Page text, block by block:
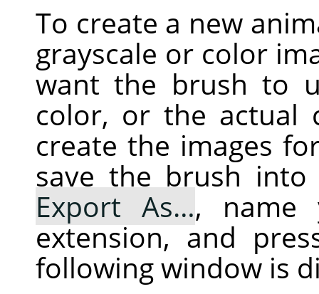
To create a new
grayscale or color
want the brush to
color, or the actual
create the images
save the brush
Export As…, name
extension, and
following window is